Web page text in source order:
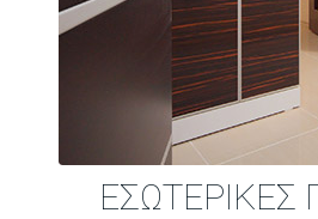
ΕΣΩΤΕΡΙΚΕΣ